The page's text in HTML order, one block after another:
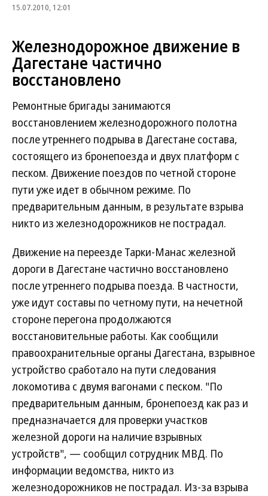
15.07.2010, 12:01
Железнодорожное движение в
Дагестане частично
восстановлено
Ремонтные бригады занимаются
восстановлением железнодорожного полотна
после утреннего подрыва в Дагестане состава,
состоящего из бронепоезда и двух платформ с
песком. Движение поездов по четной стороне
пути уже идет в обычном режиме. По
предварительным данным, в результате взрыва
никто из железнодорожников не пострадал.
Движение на переезде Тарки-Манас железной
дороги в Дагестане частично восстановлено
после утреннего подрыва поезда. В частности,
уже идут составы по четному пути, на нечетной
стороне перегона продолжаются
восстановительные работы. Как сообщили
правоохранительные органы Дагестана, взрывное
устройство сработало на пути следования
локомотива с двумя вагонами с песком. "По
предварительным данным, бронепоезд как раз и
предназначается для проверки участков
железной дороги на наличие взрывных
устройств", — сообщил сотрудник МВД. По
информации ведомства, никто из
железнодорожников не пострадал. Из-за взрыва